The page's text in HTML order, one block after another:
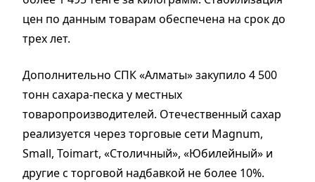
цен по данным товарам обеспечена на срок до
трех лет.
Дополнительно СПК «Алматы» закупило 4 500
тонн сахара-песка у местных
товаропроизводителей. Отечественный сахар
реализуется через торговые сети Magnum,
Small, Toimart, «Столичный», «Юбилейный» и
другие с торговой надбавкой не более 10%.